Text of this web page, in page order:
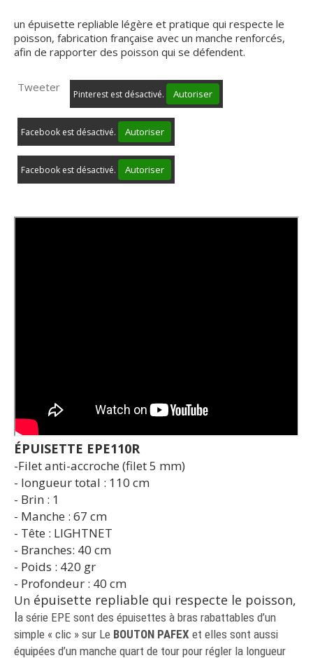
un épuisette repliable légère et pratique qui respecte le
poisson, fabrication française avec un manche renforcés,
afin de rapporter des poisson qui se défendent.
Tweeter
Pinterest est désactivé. Autoriser
Facebook est désactivé. Autoriser
Facebook est désactivé. Autoriser
ÉPUISETTE EPE110R
-Filet anti-accroche (filet 5 mm)
- longueur total : 110 cm
- Brin : 1
- Manche : 67 cm
- Tête : LIGHTNET
- Branches: 40 cm
- Poids : 420 gr
- Profondeur : 40 cm
Un épuisette repliable qui respecte le poisson,
la série EPE sont des épuisettes à bras rabattables d’un
simple « clic » sur Le BOUTON PAFEX et elles sont aussi
équipées d’un manche quart de tour pour régler la longueur